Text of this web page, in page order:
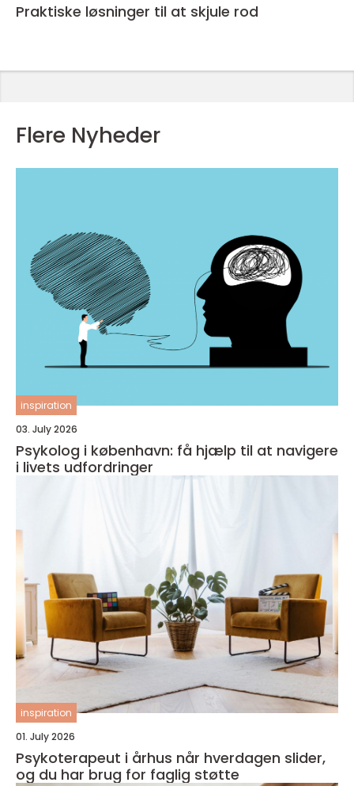
Praktiske løsninger til at skjule rod
Flere Nyheder
inspiration
03. July 2026
Psykolog i københavn: få hjælp til at navigere
i livets udfordringer
inspiration
01. July 2026
Psykoterapeut i århus når hverdagen slider,
og du har brug for faglig støtte